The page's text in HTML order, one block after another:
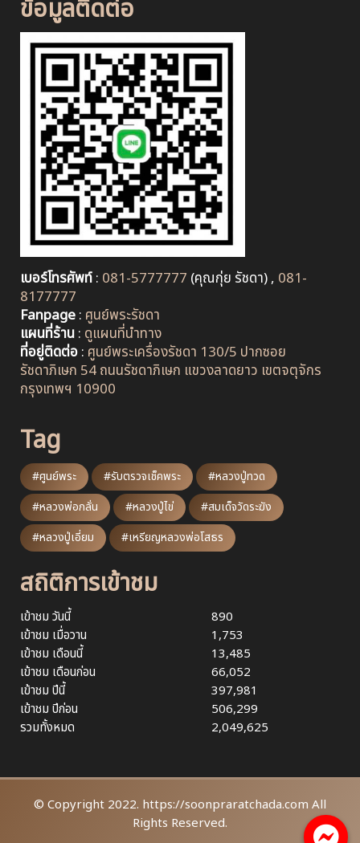
ข้อมูลติดต่อ
เบอร์โทรศัพท์: 081-5777777 (คุณกุ่ย รัชดา) , 081-
8177777
Fanpage: ศูนย์พระรัชดา
แผนที่ร้าน: ดูแผนที่นำทาง
ที่อยู่ติดต่อ: ศูนย์พระเครื่องรัชดา 130/5 ปากซอย
รัชดาภิเษก 54 ถนนรัชดาภิเษก แขวงลาดยาว เขตจตุจักร
กรุงเทพฯ 10900
Tag
#ศูนย์พระ #รับตรวจเช็คพระ
#หลวงปู่ทวด
#หลวงพ่อกลั่น
#หลวงปู่ไข่
#สมเด็จวัดระฆัง
#หลวงปู่เอี่ยม
#เหรียญหลวงพ่อโสธร
สถิติการเข้าชม
เข้าชม วันนี้
890
เข้าชม เมื่อวาน
1,753
เข้าชม เดือนนี้
13,485
เข้าชม เดือนก่อน
66,052
เข้าชม ปีนี้
397,981
เข้าชม ปีก่อน
506,299
รวมทั้งหมด
2,049,625
© Copyright 2022. https://soonpraratchada.com All
Rights Reserved.